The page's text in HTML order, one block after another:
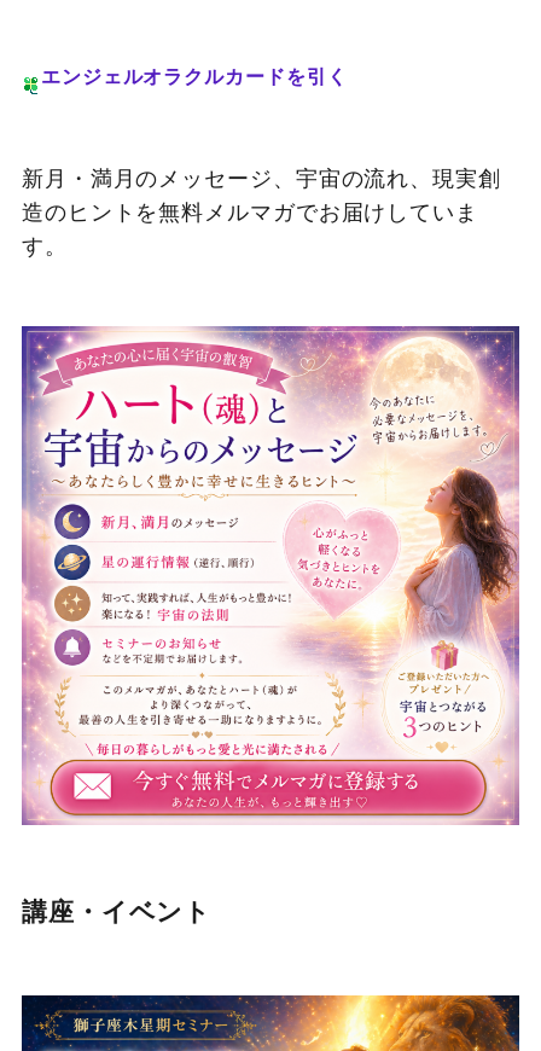
エンジェルオラクルカードを引く
新月・満月のメッセージ、宇宙の流れ、現実創
造のヒントを無料メルマガでお届けしていま
す。
講座・イベント